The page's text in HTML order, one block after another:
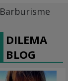
Barburisme
DILEMA
BLOG